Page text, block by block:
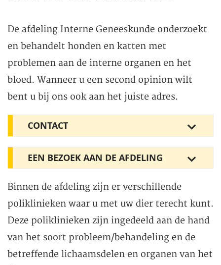
De afdeling Interne Geneeskunde onderzoekt
en behandelt honden en katten met
problemen aan de interne organen en het
bloed. Wanneer u een second opinion wilt
bent u bij ons ook aan het juiste adres.
CONTACT
EEN BEZOEK AAN DE AFDELING
Binnen de afdeling zijn er verschillende
poliklinieken waar u met uw dier terecht kunt.
Deze poliklinieken zijn ingedeeld aan de hand
van het soort probleem/behandeling en de
betreffende lichaamsdelen en organen van het